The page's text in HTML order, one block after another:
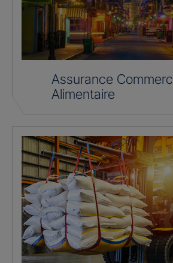
Assurance
Alimentaire